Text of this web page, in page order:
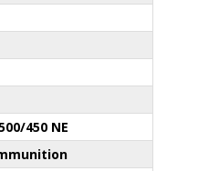
450 NE